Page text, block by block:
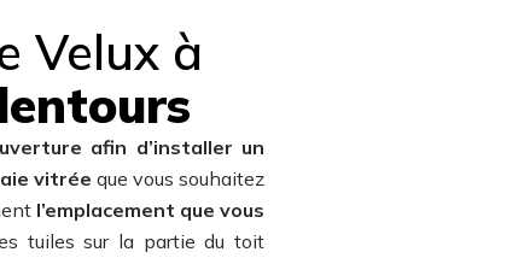
Velux à
afin d’installer un
vitrée que vous souhaitez
l’emplacement que vous
tuiles sur la partie du toit